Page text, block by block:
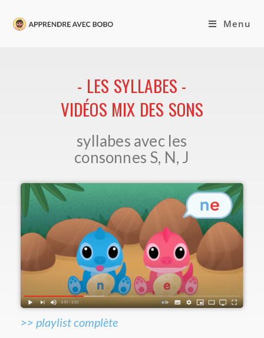
Menu
- LES SYLLABES -
VIDÉOS MIX DES SONS
syllabes avec les
consonnes S, N, J
>> playlist complète